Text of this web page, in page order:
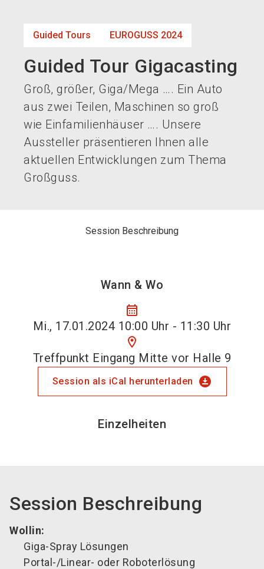
Guided Tours EUROGUSS 2024
Guided Tour Gigacasting
Groß, größer, Giga/Mega …. Ein Auto
aus zwei Teilen, Maschinen so groß
wie Einfamilienhäuser …. Unsere
Aussteller präsentieren Ihnen alle
aktuellen Entwicklungen zum Thema
Großguss.
Session Beschreibung
Wann & Wo
calendar_month
Mi., 17.01.2024 10:00 Uhr - 11:30 Uhr
location_on
Treffpunkt Eingang Mitte vor Halle 9
Session als iCal herunterladen download_for_offline
Einzelheiten
Session Beschreibung
Wollin:
Giga-Spray Lösungen
Portal-/Linear- oder Roboterlösung